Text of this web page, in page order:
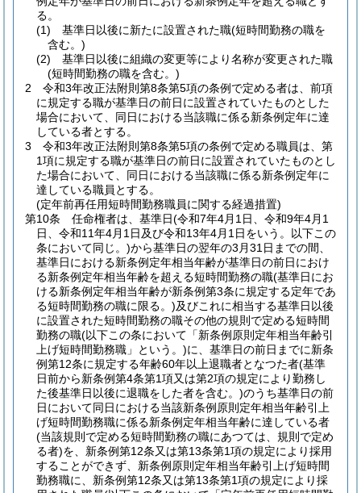
る。
(1)
基準日以後に新たに設置された職(短時間勤務の職を
含む。)
(2)
基準日以後に組織の変更等により名称が変更された職
(短時間勤務の職を含む。)
2
令和3年改正法附則第8条第5項の条例で定める者は、前項
に規定する職が基準日の前日に設置されていたものとした
場合において、同日における当該職に係る新条例定年に達
している者とする。
3
令和3年改正法附則第8条第5項の条例で定める職員は、第
1項に規定する職が基準日の前日に設置されていたものとし
た場合において、同日における当該職に係る新条例定年に
達している職員とする。
(定年前再任用短時間勤務職員に関する経過措置)
第10条
任命権者は、基準日(令和7年4月1日、令和9年4月1
日、令和11年4月1日及び令和13年4月1日をいう。以下この
条において同じ。)から基準日の翌年の3月31日までの間、
基準日における新条例定年相当年齢が基準日の前日におけ
る新条例定年相当年齢を超える短時間勤務の職(基準日にお
ける新条例定年相当年齢が新条例第3条に規定する定年であ
る短時間勤務の職に限る。)及びこれに相当する基準日以後
に設置された短時間勤務の職その他の規則で定める短時間
勤務の職(以下この条において「新条例原則定年相当年齢引
上げ短時間勤務職」という。)に、基準日の前日までに新条
例第12条に規定する年齢60年以上退職者となつた者(基準
日前から新条例第4条第1項又は第2項の規定により勤務し
た後基準日以後に退職をした者を含む。)のうち基準日の前
日において同日における当該新条例原則定年相当年齢引上
げ短時間勤務職に係る新条例定年相当年齢に達している者
(当該規則で定める短時間勤務の職にあつては、規則で定め
る者)を、新条例第12条又は第13条第1項の規定により採用
することができず、新条例原則定年相当年齢引上げ短時間
勤務職に、新条例第12条又は第13条第1項の規定により採